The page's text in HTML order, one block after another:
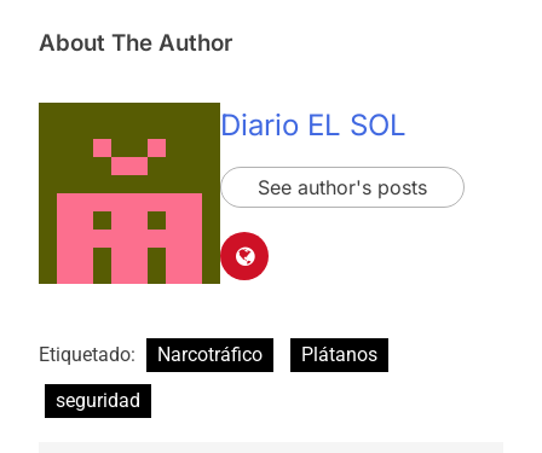
About The Author
Diario EL SOL
See author's posts
Etiquetado: Narcotráfico
Plátanos
seguridad